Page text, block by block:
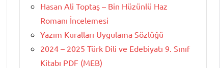
Hasan Ali Toptaş – Bin Hüzünlü Haz
Romanı İncelemesi
Yazım Kuralları Uygulama Sözlüğü
2024 – 2025 Türk Dili ve Edebiyatı 9. Sınıf
Kitabı PDF (MEB)